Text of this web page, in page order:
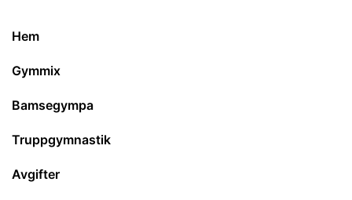
Hem
Gymmix
Bamsegympa
Truppgymnastik
Avgifter